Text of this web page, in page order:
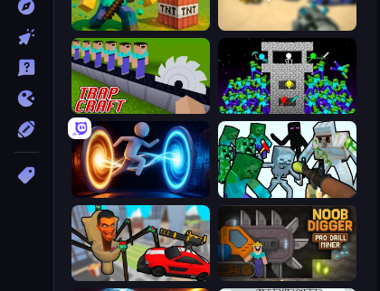
SimpleBox 2
Voxel Playground: Ragdoll Noob
Stick Epic Fighter
Trap Craft
Mine Shooter: Save Your World
Portal Escape
Noob Digger: Pro Drill Miner
Cars vs Skibidi Toilet